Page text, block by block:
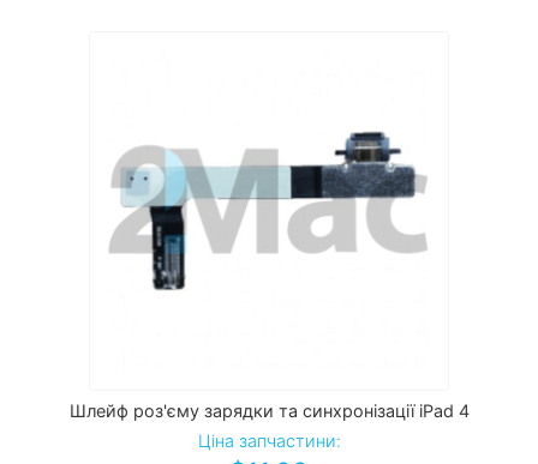
Шлейф роз'єму зарядки та синхронізації iPad 4
Ціна запчастини: